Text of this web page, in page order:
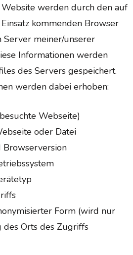
werden durch den auf
kommenden Browser
Server meiner/unserer
Informationen werden
des Servers gespeichert.
werden dabei erhoben:
Webseite)
oder Datei
Form (wird nur
Orts des Zugriffs